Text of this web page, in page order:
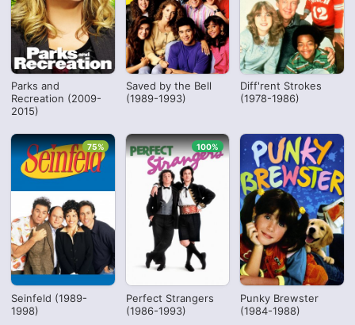
Parks and
Recreation (2009-
2015)
Saved by the Bell
(1989-1993)
Diff'rent Strokes
(1978-1986)
Seinfeld (1989-
1998)
75%
Perfect Strangers
(1986-1993)
100%
Punky Brewster
(1984-1988)